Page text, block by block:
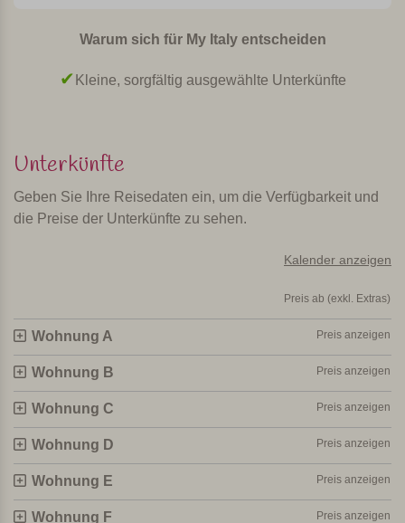
Die 6 geräumigen und angenehm eingerichteten
ausgestattet. Alle Wohnungen befinden sich im
Sonnenschirm, Tisch, Stühlen und Grill. Die Küchen
Kaffeemaschine, Geschirrspüler und Waschmaschine. Das
Wohnzimmer verfügt über Sat-TV und es gibt Wlan und
Gastfreundlich, kinderfreundlich und
zentral gelegen
Dies ist ein gast- und kinderfreundlicher sowie zentral
gelegener Agriturismo mit stilvollen und komfortablen
Wohnungen.
Persönlich ausgewählt und besucht von Margot De Kruif – My Italy
Warum sich für My Italy entscheiden
Kleine, sorgfältig ausgewählte Unterkünfte
Unterkünfte
Geben Sie Ihre Reisedaten ein, um die Verfügbarkeit und
die Preise der Unterkünfte zu sehen.
Kalender anzeigen
Preis ab (exkl. Extras)
Wohnung A Preis anzeigen
Wohnung B Preis anzeigen
Wohnung C Preis anzeigen
Wohnung D Preis anzeigen
Wohnung E Preis anzeigen
Wohnung F Preis anzeigen